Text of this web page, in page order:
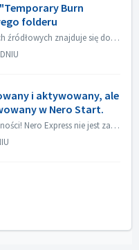
Burn
folderu
Wygląda na to, że w twoich plikach źródłowych znajduje się dodatkowy plik desktop.ini. Explorer odczytuje ten plik i stwierdza, że ten konkretny folder ma z...
i aktywowany, ale
w Nero Start.
Bardzo przepraszam za niedogodności! Nero Express nie jest zawarty w samodzielnym produkcie Nero BurningRom. Nero Express jest sprzedawany w sklepach offl...